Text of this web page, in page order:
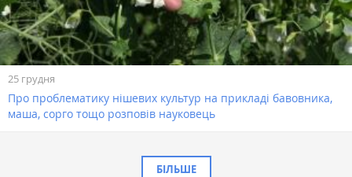
25 грудня
Про проблематику нішевих культур на прикладі бавовника,
маша, сорго тощо розповів науковець
БІЛЬШЕ